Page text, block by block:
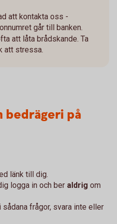
att kontakta oss -
går till banken.
att låta brådskande. Ta
att stressa.
bedrägeri på
länk till dig.
logga in och ber aldrig om
frågor, svara inte eller